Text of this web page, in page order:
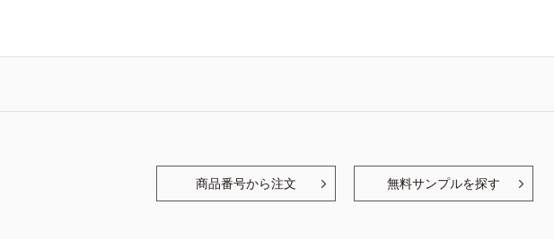
商品番号から注文 無料サンプルを探す